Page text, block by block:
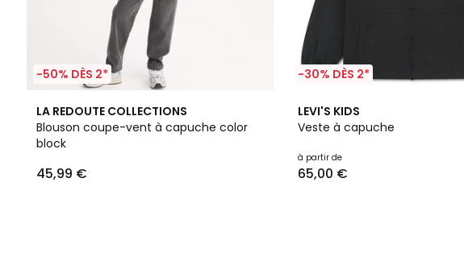
-50% DÈS 2*
LA REDOUTE COLLECTIONS
Blouson coupe-vent à capuche color
block
45,99 €
-30% DÈS 2*
LEVI'S KIDS
Veste à capuche
à partir de
65,00 €